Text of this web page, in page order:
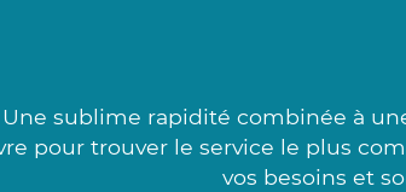
Une sublime rapidité combinée à
pour trouver le service le plus
vos besoins et